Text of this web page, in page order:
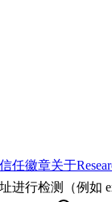
信任徽章关于
进行检测（例如